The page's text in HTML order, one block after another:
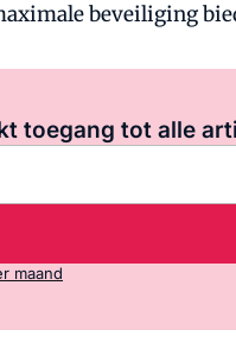
beveiliging
toegang tot alle
maand